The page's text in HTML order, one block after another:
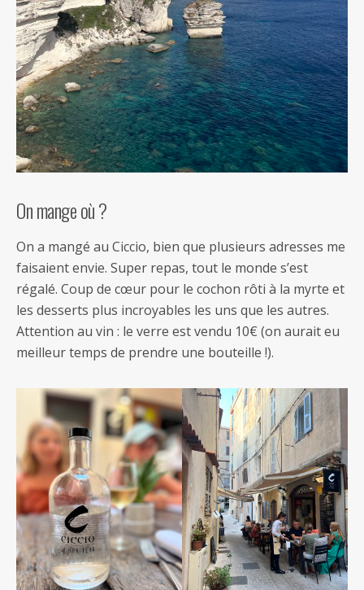
On mange où ?
On a mangé au Ciccio, bien que plusieurs adresses me
faisaient envie. Super repas, tout le monde s’est
régalé. Coup de cœur pour le cochon rôti à la myrte et
les desserts plus incroyables les uns que les autres.
Attention au vin : le verre est vendu 10€ (on aurait eu
meilleur temps de prendre une bouteille !).